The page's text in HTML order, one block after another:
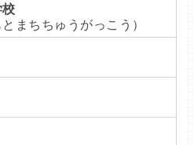
まちちゅうがっこう）